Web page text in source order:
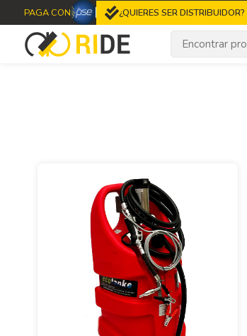
PAGA CON ¿QUIERES SER DISTRIBUIDOR?